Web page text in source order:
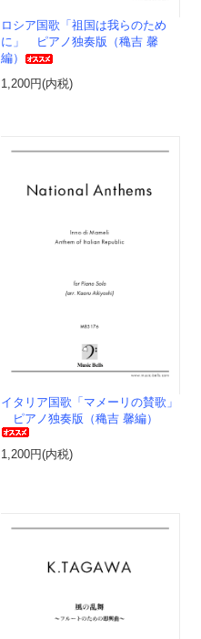
ロシア国歌「祖国は我らのため
に」 ピアノ独奏版（穐吉 馨
編）
1,200円(内税)
イタリア国歌「マメーリの賛歌」
ピアノ独奏版（穐吉 馨編）
1,200円(内税)